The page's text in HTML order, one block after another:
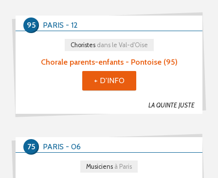
Chorale parents-enfants - Pontoise (95)
LA QUINTE JUSTE
Choristesdans le Val-d'Oise
PARIS - 12
95
+ D'INFO
Musiciens à Paris
PARIS - 06
75